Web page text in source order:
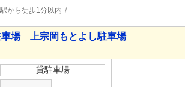
駅から徒歩1分以内
車場 上宗岡もとよし駐車場
貸駐車場